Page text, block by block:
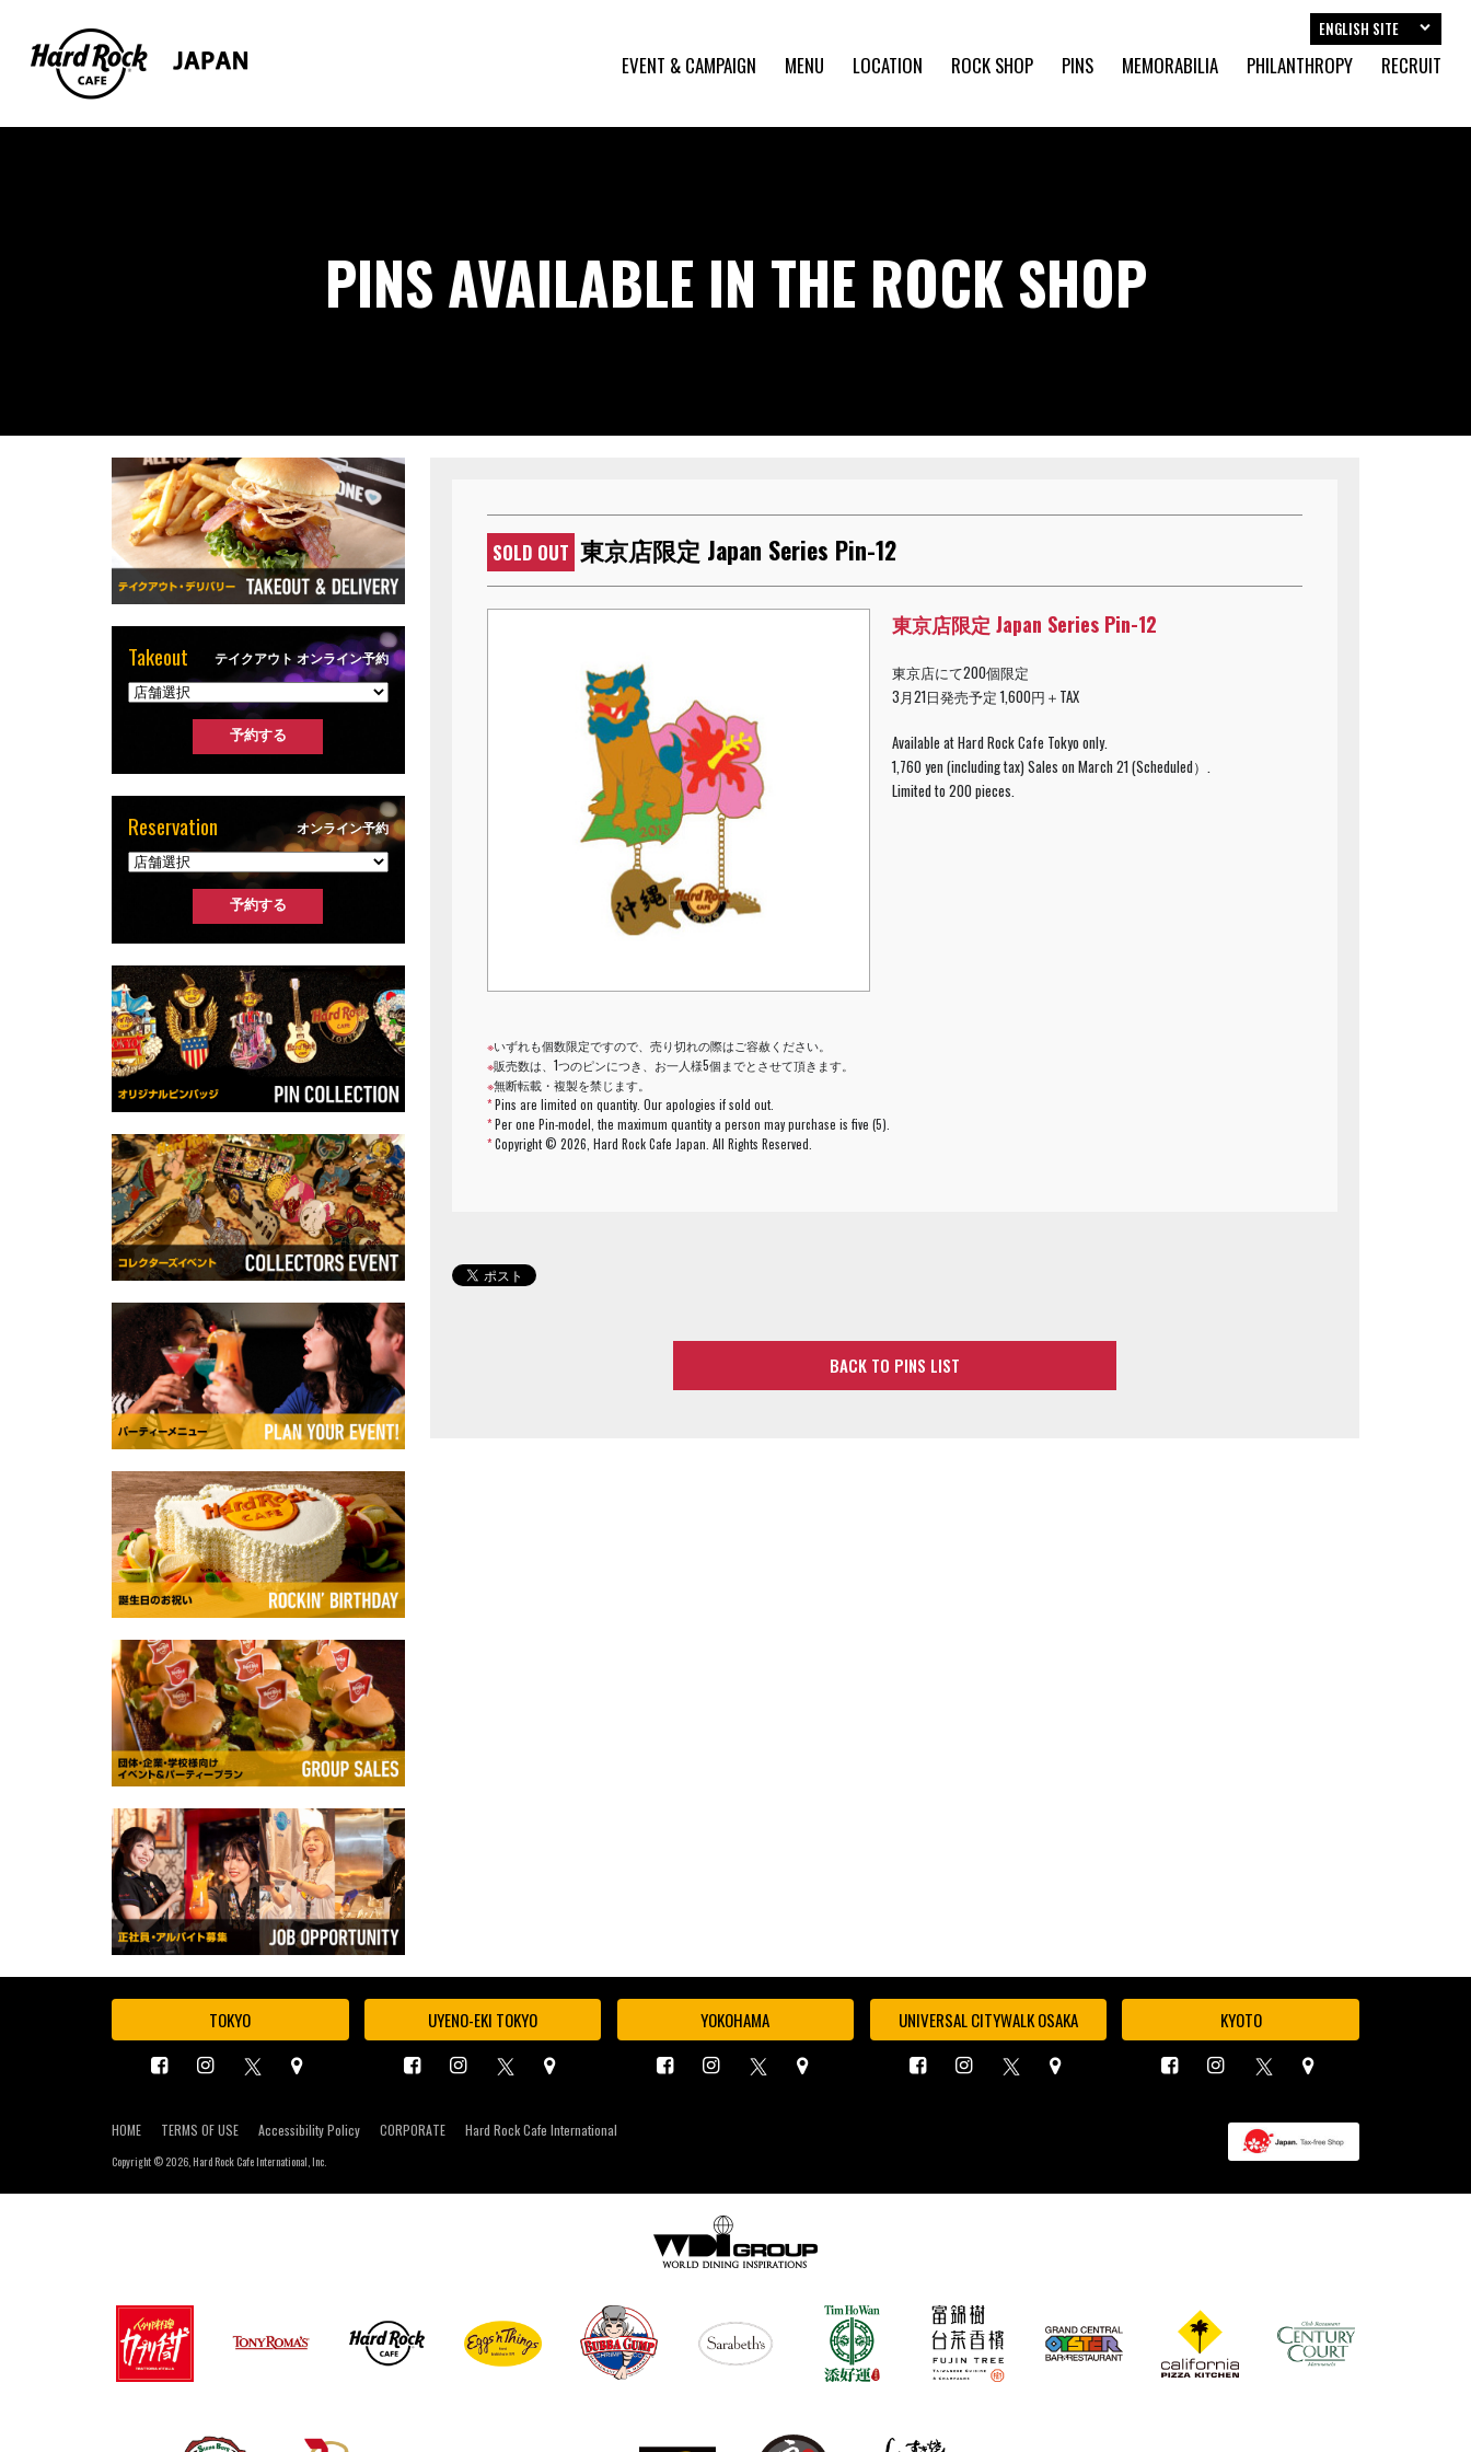
EVENT & CAMPAIGN MENU LOCATION ROCK SHOP PINS MEMORABILIA PHILANTHROPY RECRUIT
ENGLISH SITE
PINS AVAILABLE IN THE ROCK SHOP
SOLD OUT 東京店限定 Japan Series Pin-12
東京店限定 Japan Series Pin-12
東京店にて200個限定
3月21日発売予定 1,600円＋TAX
Available at Hard Rock Cafe Tokyo only.
1,760 yen (including tax) Sales on March 21 (Scheduled）.
Limited to 200 pieces.
※いずれも個数限定ですので、売り切れの際はご容赦ください。
※販売数は、1つのピンにつき、お一人様5個までとさせて頂きます。
※無断転載・複製を禁じます。
*Pins are limited on quantity. Our apologies if sold out.
*Per one Pin-model, the maximum quantity a person may purchase is five (5).
*Copyright ©2026, Hard Rock Cafe Japan. All Rights Reserved.
BACK TO PINS LIST
Takeout テイクアウト オンライン予約
Reservation オンライン予約
TOKYO UYENO-EKI TOKYO YOKOHAMA UNIVERSAL CITYWALK OSAKA KYOTO
HOME TERMS OF USE Accessibility Policy CORPORATE Hard Rock Cafe International
Copyright © 2026, Hard Rock Cafe International, Inc.